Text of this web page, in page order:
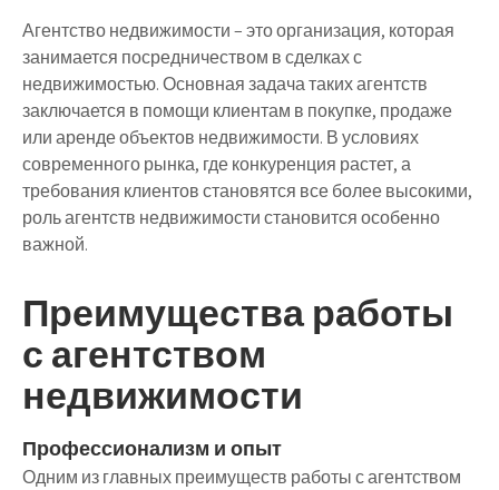
Агентство недвижимости – это организация, которая
занимается посредничеством в сделках с
недвижимостью. Основная задача таких агентств
заключается в помощи клиентам в покупке, продаже
или аренде объектов недвижимости. В условиях
современного рынка, где конкуренция растет, а
требования клиентов становятся все более высокими,
роль агентств недвижимости становится особенно
важной.
Преимущества работы
с агентством
недвижимости
Профессионализм и опыт
Одним из главных преимуществ работы с агентством